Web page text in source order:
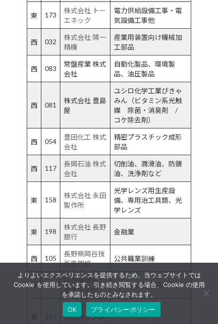
東 173
株式会社 トー
エネック
電力供給設備工事・電
気設備工事他
西 032
株式会社 鬨一
精機
産業用装置向け機械加
工部品
西 083
常盤産業 株式
会社
自動化製品、環境製
品、油圧製品
西 081
株式会社 豊島
屋
ユシロ化学工業ぴきゃ
みん（ビタミン系光触
媒 除菌・消臭剤 /
コケ除去剤）
西 054
豊田化工 株式
会社
精密プラスチック成形
部品
西 117
長岡石油 株式
会社
切削油、潤滑油、防錆
油、洗浄剤など
東 158
株式会社 永田
製作所
光学レンズ用生産設
備、専用治工具類、光
学レンズ
東 198
株式会社 長野
銀行
金融業
西 105
長野県岡谷技
術専門校
公共職業訓練
東 241
長野県岡谷工
業高等学校
高校での活動報告
長野県工業技
術総合センタ
よりよいエクスペリエンスを提供するため、当ウェブサイトでは
Cookie を使用しています。引き続き閲覧する場合、Cookie の使用
を承諾したものとみなされます。
OK
プライバシーポリシー